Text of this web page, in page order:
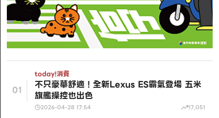
01
today!消費
不只豪華舒適！全新Lexus ES霸氣登場 五米
旗艦操控也出色
2026-04-28 17:54 17,051